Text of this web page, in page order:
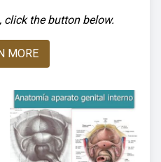
the button below.
MORE